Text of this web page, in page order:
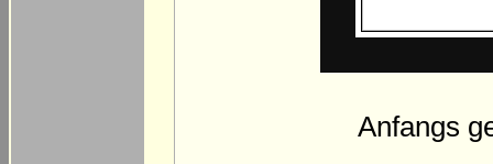
Anfangs